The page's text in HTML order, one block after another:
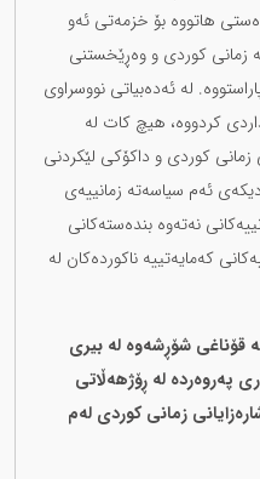
هاتووە بۆ خزمەتی ئەو
زمانی کوردی و وەڕێخستنی
لە ئەدەبیاتی نووسراوی
کردووە، هیچ کات لە
زمانی کوردی و داکۆکی لێکردنی
ئەم سیاسەتە زمانییەی
نەتەوە بندەستەکانی
کەمایەتییە ناکوردەکان لە
لە قۆناغی شۆڕشەوە لە بیری
پەروەردە لە ڕۆژهەڵاتی
زمانی کوردی لەم